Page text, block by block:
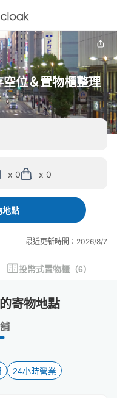
位＆置物櫃整理
x 0 x 0
地點
最近更新時間：2026/8/7
投幣式置物櫃 （6）
寄物地點
24小時營業